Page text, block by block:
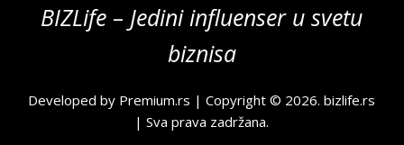
BIZLife – Jedini influenser u svetu
biznisa
Developed by Premium.rs | Copyright © 2026.bizlife.rs
| Sva prava zadržana.